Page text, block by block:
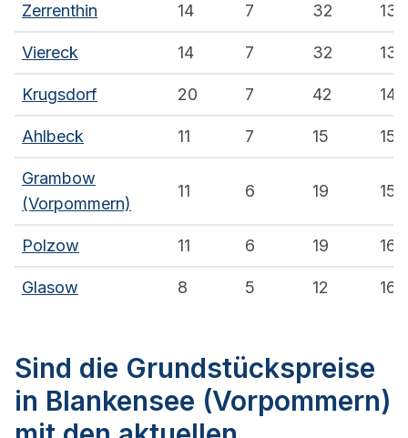
Zerrenthin 14 7 32
Viereck 14 7 32
Krugsdorf 20 7 42 14.1
Ahlbeck 11 7 15
Grambow
(Vorpommern)
11 6 19
Polzow 11 6 19
Glasow 8 5 12 16.7
Sind die Grundstückspreise
in Blankensee (Vorpommern)